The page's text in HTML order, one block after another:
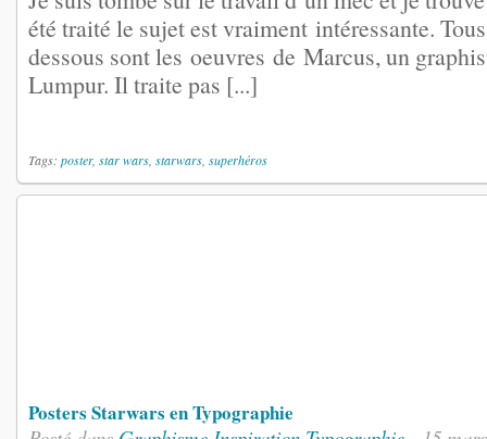
été traité le sujet est vraiment intéressante.
dessous sont les oeuvres de Marcus, un
Lumpur. Il traite pas [...]
Tags: poster, star wars starwars superhéros
Posters Starwars en Typographie